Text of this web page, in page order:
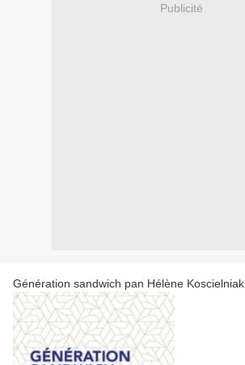
Publicité
Génération sandwich pan Hélène Koscielniak